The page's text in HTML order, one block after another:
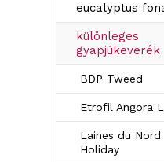
eucalyptus
különleges
gyapjúkeverék
BDP Tweed
Etrofil Angora
Laines du Nord
Holiday